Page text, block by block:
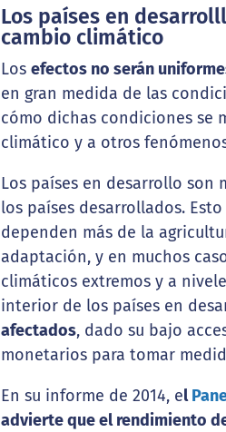
Los países en
cambio climático
Los efectos no serán
en gran medida de las
cómo dichas condiciones se
climático y a otros
Los países en desarrollo son
los países desarrollados.
dependen más de la
adaptación, y en muchos
climáticos extremos y a
interior de los países en
afectados, dado su bajo
monetarios para tomar
En su informe de 2014, el
advierte que el rendimiento